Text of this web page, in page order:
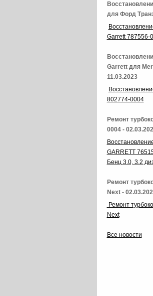
для Форд
Garrett 787556-
Garrett для
11.03.2023
802774-0004
Ремонт
0004 -
GARRETT
Бенц 3.0, 3.2
Ремонт
Next -
Ремонт
Next
Все новости